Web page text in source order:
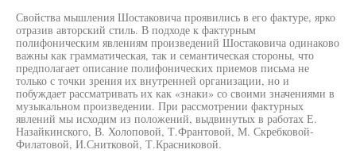
Свойства мышления Шостаковича проявились в его фактуре, ярко
отразив авторский стиль. В подходе к фактурным
полифоническим явлениям произведений Шостаковича одинаково
важны как грамматическая, так и семантическая стороны, что
предполагает описание полифонических приемов письма не
только с точки зрения их внутренней организации, но и
побуждает рассматривать их как «знаки» со своими значениями в
музыкальном произведении. При рассмотрении фактурных
явлений мы исходим из положений, выдвинутых в работах Е.
Назайкинского, В. Холоповой, Т.Франтовой, М. Скребковой-
Филатовой, И.Снитковой, Т.Красниковой.